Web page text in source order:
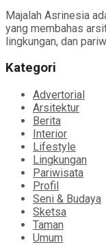
Majalah Asrinesia
yang membahas
lingkungan, dan
Kategori
Advertorial
Arsitektur
Berita
Interior
Lifestyle
Lingkungan
Pariwisata
Profil
Seni & Budaya
Sketsa
Taman
Umum